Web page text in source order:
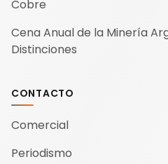
Cobre
Cena Anual de la Minería
Distinciones
CONTACTO
Comercial
Periodismo